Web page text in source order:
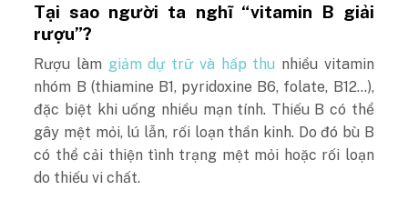
Tại sao người ta nghĩ “vitamin B giải
rượu”?
Rượu làm giảm dự trữ và hấp thu nhiều vitamin
nhóm B (thiamine B1, pyridoxine B6, folate, B12…),
đặc biệt khi uống nhiều mạn tính. Thiếu B có thể
gây mệt mỏi, lú lẫn, rối loạn thần kinh. Do đó bù B
có thể cải thiện tình trạng mệt mỏi hoặc rối loạn
do thiếu vi chất.